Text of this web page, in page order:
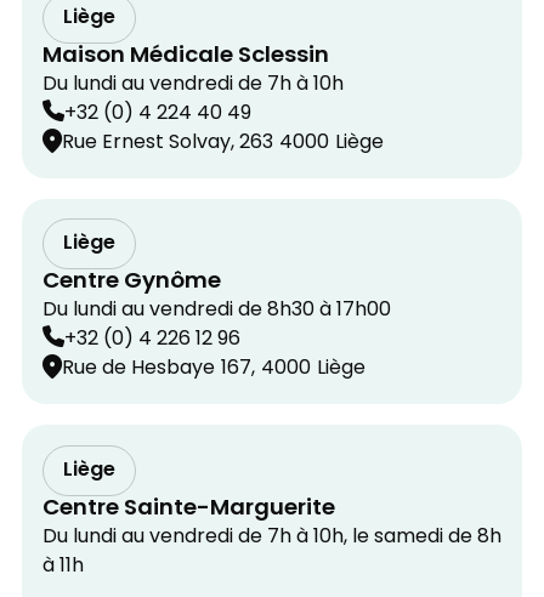
Liège
Maison Médicale Sclessin
Du lundi au vendredi de 7h à 10h
+32 (0) 4 224 40 49
Rue Ernest Solvay, 263 4000 Liège
Liège
Centre Gynôme
Du lundi au vendredi de 8h30 à 17h00
+32 (0) 4 226 12 96
Rue de Hesbaye 167, 4000 Liège
Liège
Centre Sainte-Marguerite
Du lundi au vendredi de 7h à 10h, le samedi de 8h
à 11h